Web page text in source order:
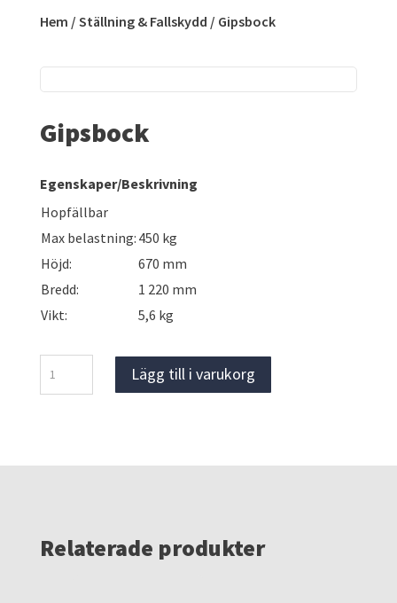
Hem / Ställning & Fallskydd / Gipsbock
Gipsbock
Egenskaper/Beskrivning
Hopfällbar
Max belastning: 450 kg
Höjd:
670 mm
Bredd:
1 220 mm
Vikt:
5,6 kg
Lägg till i varukorg
Relaterade produkter